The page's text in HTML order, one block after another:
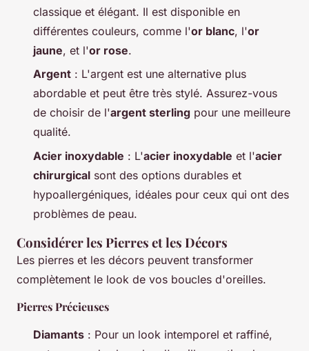
classique et élégant. Il est disponible en
différentes couleurs, comme l'or blanc, l'or
jaune, et l'or rose.
Argent : L'argent est une alternative plus
abordable et peut être très stylé. Assurez-vous
de choisir de l'argent sterling pour une meilleure
qualité.
Acier inoxydable : L'acier inoxydable et l'acier
chirurgical sont des options durables et
hypoallergéniques, idéales pour ceux qui ont des
problèmes de peau.
Considérer les Pierres et les Décors
Les pierres et les décors peuvent transformer
complètement le look de vos boucles d'oreilles.
Pierres Précieuses
Diamants : Pour un look intemporel et raffiné,